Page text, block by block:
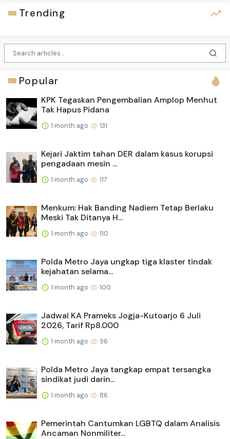
Trending
Popular
KPK Tegaskan Pengembalian Amplop Menhut
Tak Hapus Pidana
1 month ago 131
Kejari Jaktim tahan DER dalam kasus korupsi
pengadaan mesin ...
1 month ago 117
Menkum: Hak Banding Nadiem Tetap Berlaku
Meski Tak Ditanya H...
1 month ago 110
Polda Metro Jaya ungkap tiga klaster tindak
kejahatan selama...
1 month ago 100
Jadwal KA Prameks Jogja-Kutoarjo 6 Juli
2026, Tarif Rp8.000
1 month ago 96
Polda Metro Jaya tangkap empat tersangka
sindikat judi darin...
1 month ago 86
Pemerintah Cantumkan LGBTQ dalam Analisis
Ancaman Nonmiliter...